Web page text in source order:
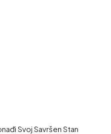
Svoj Savršen Stan